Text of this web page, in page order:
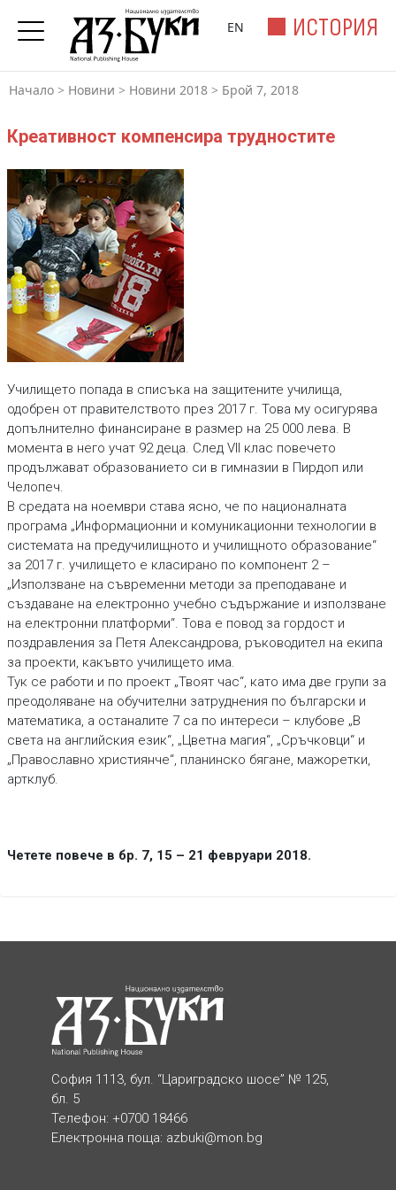
ИСТОРИЯ
EN
Начало > Новини > Новини 2018 > Брой 7, 2018
Креативност компенсира трудностите
Училището попада в списъка на защитените училища,
одобрен от правителството през 2017 г. Това му осигурява
допълнително финансиране в размер на 25 000 лева. В
момента в него учат 92 деца. След VII клас повечето
продължават образованието си в гимназии в Пирдоп или
Челопеч.
В средата на ноември става ясно, че по националната
програма „Информационни и комуникационни технологии в
системата на предучилищното и училищното образование“
за 2017 г. училището е класирано по компонент 2 –
„Използване на съвременни методи за преподаване и
създаване на електронно учебно съдържание и използване
на електронни платформи“. Това е повод за гордост и
поздравления за Петя Александрова, ръководител на екипа
за проекти, какъвто училището има.
Тук се работи и по проект „Твоят час“, като има две групи за
преодоляване на обучителни затруднения по български и
математика, а останалите 7 са по интереси – клубове „В
света на английския език“, „Цветна магия“, „Сръчковци“ и
„Православно християнче“, планинско бягане, мажоретки,
артклуб.
Четете повече в бр. 7, 15 – 21 февруари 2018.
София 1113, бул. “Цариградско шосе” № 125,
бл. 5
Телефон: +0700 18466
Електронна поща: azbuki@mon.bg